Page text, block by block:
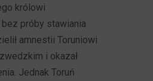
królowi
próby stawiania
amnestii Toruniowi
i okazał
Jednak Toruń